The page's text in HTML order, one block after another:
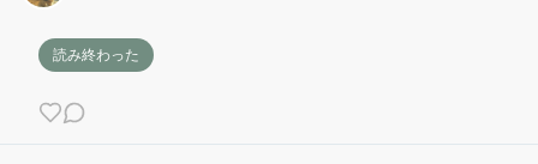
読み終わった